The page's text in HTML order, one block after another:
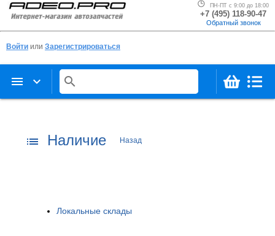
ПН-ПТ с 9:00 до 18:00
+7 (495) 118-90-47
Обратный звонок
Войти или Зарегистрироваться
menu keyboard_arrow_down search
list Наличие Назад
Локальные склады